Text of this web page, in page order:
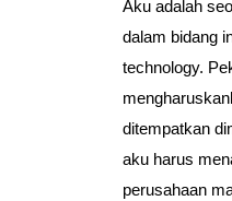
Aku adalah
dalam bidang
technology.
ditempatkan
aku harus
perusahaan